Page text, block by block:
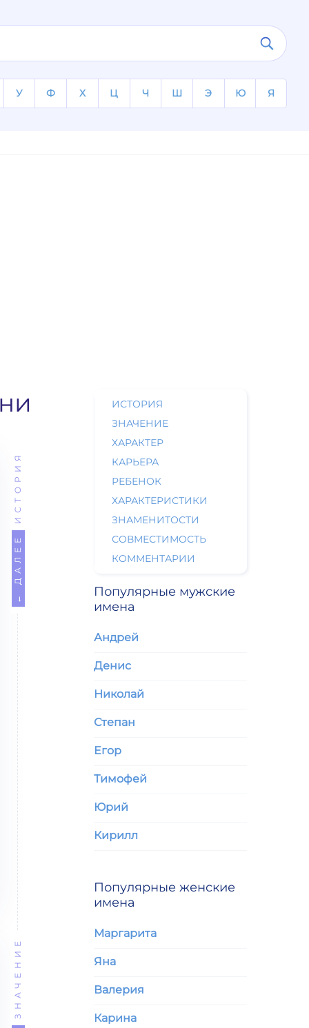
У Ф Х Ц Ч Ш Э Ю Я
← ДАЛЕЕ
ИСТОРИЯ
ЗНАЧЕНИЕ
ИСТОРИЯ
ЗНАЧЕНИЕ
ХАРАКТЕР
КАРЬЕРА
РЕБЕНОК
ХАРАКТЕРИСТИКИ
ЗНАМЕНИТОСТИ
СОВМЕСТИМОСТЬ
КОММЕНТАРИИ
Популярные мужские
имена
Андрей
Денис
Николай
Степан
Егор
Тимофей
Юрий
Кирилл
Популярные женские
имена
Маргарита
Яна
Валерия
Карина